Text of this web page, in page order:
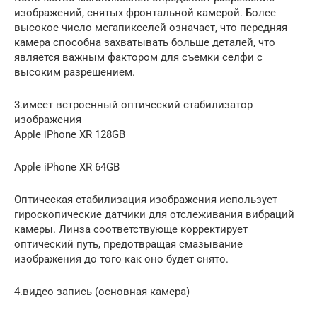
изображений, снятых фронтальной камерой. Более
высокое число мегапикселей означает, что передняя
камера способна захватывать больше деталей, что
является важным фактором для съемки селфи с
высоким разрешением.
3.имеет встроенный оптический стабилизатор
изображения
Apple iPhone XR 128GB
Apple iPhone XR 64GB
Оптическая стабилизация изображения использует
гироскопические датчики для отслеживания вибраций
камеры. Линза соответствующе корректирует
оптический путь, предотвращая смазывание
изображения до того как оно будет снято.
4.видео запись (основная камера)